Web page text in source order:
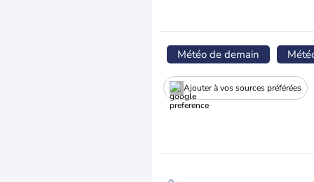
Météo de demain
Ajouter à vos sources préférées